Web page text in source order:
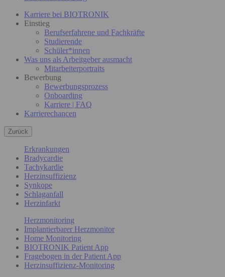
Karriere bei BIOTRONIK
Einstieg
Berufserfahrene und Fachkräfte
Studierende
Schüler*innen
Was uns als Arbeitgeber ausmacht
Mitarbeiterportraits
Bewerbung
Bewerbungsprozess
Onboarding
Karriere | FAQ
Karrierechancen
Zurück
Erkrankungen
Bradycardie
Tachykardie
Herzinsuffizienz
Synkope
Schlaganfall
Herzinfarkt
Herzmonitoring
Implantierbarer Herzmonitor
Home Monitoring
BIOTRONIK Patient App
Fragebogen in der Patient App
Herzinsuffizienz-Monitoring